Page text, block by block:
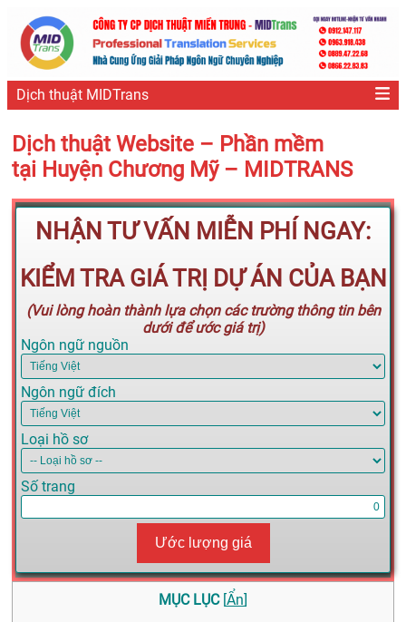
Dịch thuật MIDTrans
Dịch thuật Website – Phần mềm
tại Huyện Chương Mỹ – MIDTRANS
NHẬN TƯ VẤN MIỄN PHÍ NGAY:
KIỂM TRA GIÁ TRỊ DỰ ÁN CỦA BẠN
(Vui lòng hoàn thành lựa chọn các trường thông tin bên
dưới để ước giá trị)
Ngôn ngữ nguồn
Ngôn ngữ đích
Loại hồ sơ
Số trang
Ước lượng giá
MỤC LỤC [Ẩn]